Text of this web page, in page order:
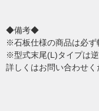
◆備考◆
※石板仕様の商品は必ず
※型式末尾(L)タイプは
詳しくはお問い合わせく